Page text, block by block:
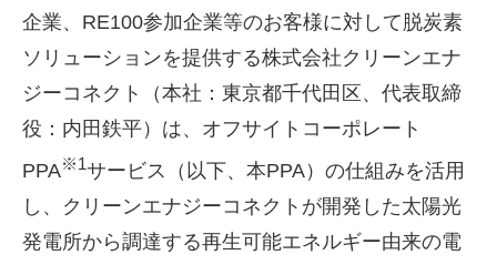
企業、 RE100参加企業等のお客様に対して脱炭素
ソリューションを提供する株式会社クリーンエナ
ジーコネクト（本社：東京都千代田区、代表取締
役：内田鉄平）は、オフサイトコーポレート
PPA※1サービス（以下、本PPA）の仕組みを活用
し、クリーンエナジーコネクトが開発した太陽光
発電所から調達する再生可能エネルギー由来の電